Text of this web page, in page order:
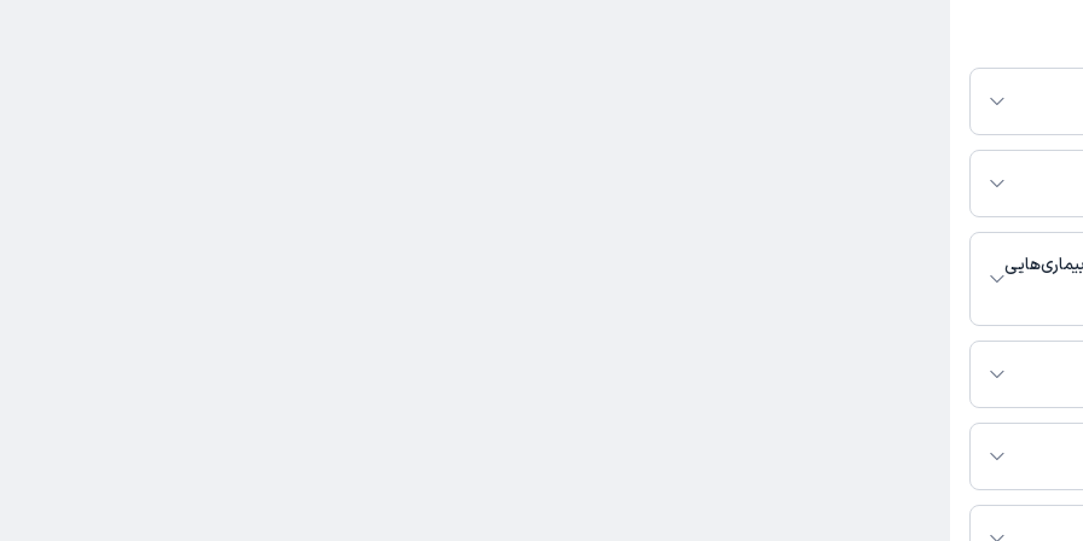
در پلتفرم
در صورت فعال
با خدمات
کار درمانی
تماس بگیرید.
در دسترس